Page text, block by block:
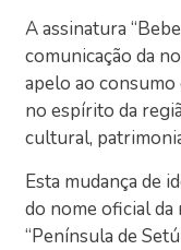
A assinatura
comunicação da
apelo ao
no espírito da
cultural,
Esta mudança de
do nome oficial da
“Península de